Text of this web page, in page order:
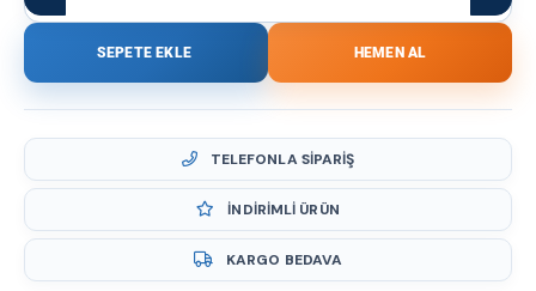
TELEFONLA SIPARIŞ
İNDIRIMLI ÜRÜN
KARGO BEDAVA